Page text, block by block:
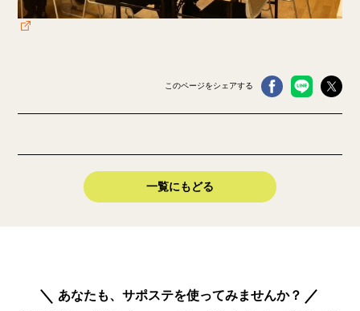
このページをシェアする
一覧にもどる
あなたも、サポステを使ってみませんか？